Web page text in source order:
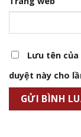
Lưu tên
duyệt này cho